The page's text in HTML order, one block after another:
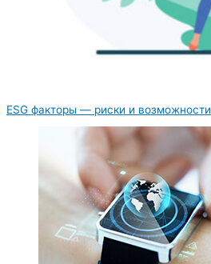
ESG факторы — риски и возможности